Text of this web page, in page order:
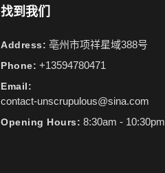
找到我们
Address: 亳州市项祥星域388号
Phone: +13594780471
Email:
contact-unscrupulous@sina.com
Opening Hours: 8:30am - 10:30pm